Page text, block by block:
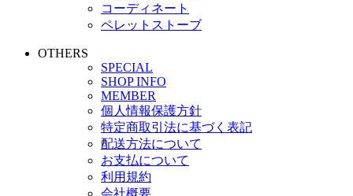
コーディネート
ペレットストーブ
OTHERS
SPECIAL
SHOP INFO
MEMBER
個人情報保護方針
特定商取引法に基づく表記
配送方法について
お支払について
利用規約